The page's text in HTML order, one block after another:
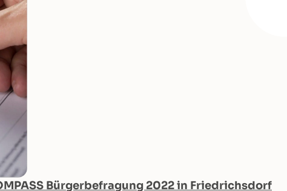
Bürgerbefragung 2022 in Friedrichsdorf